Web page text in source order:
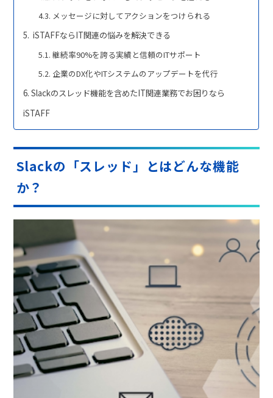
メッセージに対してアクションをつけられる
iSTAFFならIT関連の悩みを解決できる
継続率90%を誇る実績と信頼のITサポート
企業のDX化やITシステムのアップデートを代行
Slackのスレッド機能を含めたIT関連業務でお困りなら
iSTAFF
Slackの「スレッド」とはどんな機能
か？